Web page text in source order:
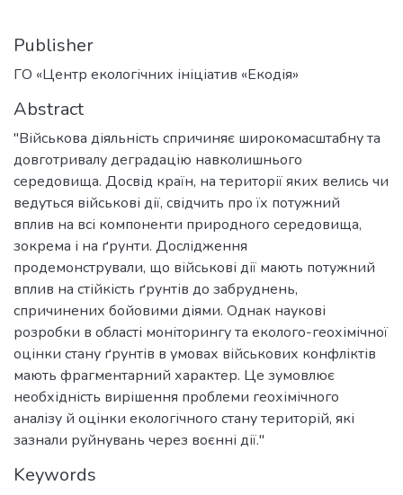
Publisher
ГО «Центр екологічних ініціатив «Екодія»
Abstract
"Військова діяльність спричиняє широкомасштабну та
довготривалу деградацію навколишнього
середовища. Досвід країн, на території яких велись чи
ведуться військові дії, свідчить про їх потужний
вплив на всі компоненти природного середовища,
зокрема і на ґрунти. Дослідження
продемонстрували, що військові дії мають потужний
вплив на стійкість ґрунтів до забруднень,
спричинених бойовими діями. Однак наукові
розробки в області моніторингу та еколого-геохімічної
оцінки стану ґрунтів в умовах військових конфліктів
мають фрагментарний характер. Це зумовлює
необхідність вирішення проблеми геохімічного
аналізу й оцінки екологічного стану територій, які
зазнали руйнувань через воєнні дії."
Keywords